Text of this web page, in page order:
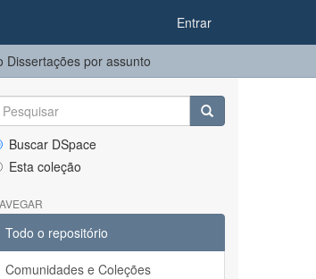
Entrar
Dissertações por assunto
Buscar DSpace
Esta coleção
Todo o repositório
Comunidades e Coleções